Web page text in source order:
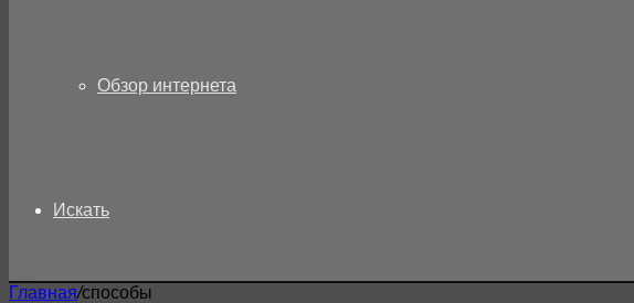
Обзор интернета
Искать
Главная/способы